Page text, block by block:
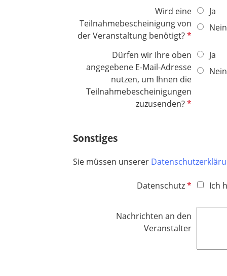
d
f
e
l
Wird eine
Teilnahmebescheinigung von
der Veranstaltung benötigt?P
l
i
c
h
Ja
Nein
Dürfen wir Ihre oben
angegebene E-Mail-Adresse
nutzen, um Ihnen die
Teilnahmebescheinigungen
zuzusenden?P
h
f
l
d
Ja
Nein
Sonstiges
Sie müssen unserer
DatenschutzP
i
c
Ich
Nachrichten an den
Veranstalter